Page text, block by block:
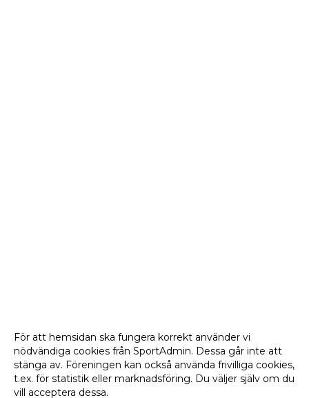
För att hemsidan ska fungera korrekt använder vi
nödvändiga cookies från SportAdmin. Dessa går inte att
stänga av. Föreningen kan också använda frivilliga cookies,
t.ex. för statistik eller marknadsföring. Du väljer själv om du
vill acceptera dessa.